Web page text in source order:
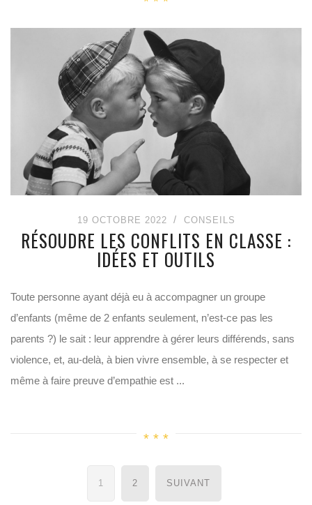
19 OCTOBRE 2022 CONSEILS
RÉSOUDRE LES CONFLITS EN CLASSE :
IDÉES ET OUTILS
Toute personne ayant déjà eu à accompagner un groupe
d’enfants (même de 2 enfants seulement, n’est-ce pas les
parents ?) le sait : leur apprendre à gérer leurs différends, sans
violence, et, au-delà, à bien vivre ensemble, à se respecter et
même à faire preuve d’empathie est ...
Navigation
des
1 2 SUIVANT